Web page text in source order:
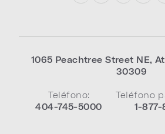
1065 Peachtree Street NE,
30309
Teléfono:
404-745-5000
Teléfono
1-